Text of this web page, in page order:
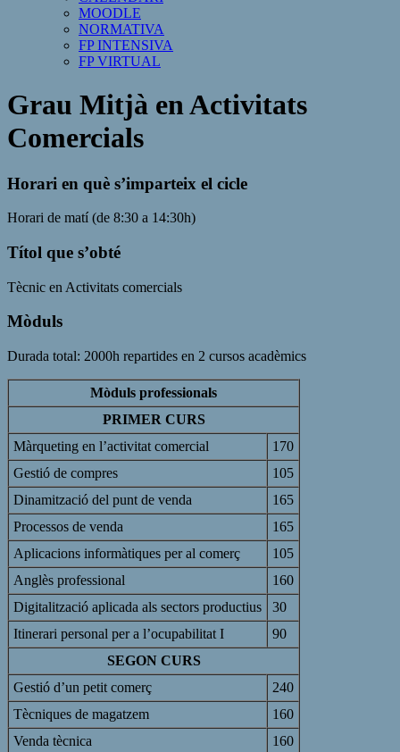
MOODLE
NORMATIVA
FP INTENSIVA
FP VIRTUAL
Grau Mitjà en Activitats
Comercials
Horari en què s’imparteix el cicle
Horari de matí (de 8:30 a 14:30h)
Títol que s’obté
Tècnic en Activitats comercials
Mòduls
Durada total: 2000h repartides en 2 cursos acadèmics
Mòduls professionals
PRIMER CURS
Màrqueting en l’activitat comercial
170
Gestió de compres
105
Dinamització del punt de venda
165
Processos de venda
165
Aplicacions informàtiques per al comerç
105
Anglès professional
160
Digitalització aplicada als sectors productius
30
Itinerari personal per a l’ocupabilitat I
90
SEGON CURS
Gestió d’un petit comerç
240
Tècniques de magatzem
160
Venda tècnica
160